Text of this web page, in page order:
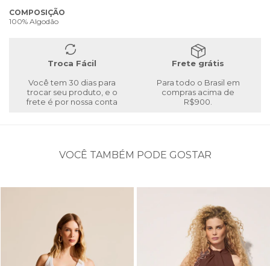
COMPOSIÇÃO
100% Algodão
Troca Fácil
Você tem 30 dias para
trocar seu produto, e o
frete é por nossa conta
Frete grátis
Para todo o Brasil em
compras acima de
R$900.
VOCÊ TAMBÉM PODE GOSTAR